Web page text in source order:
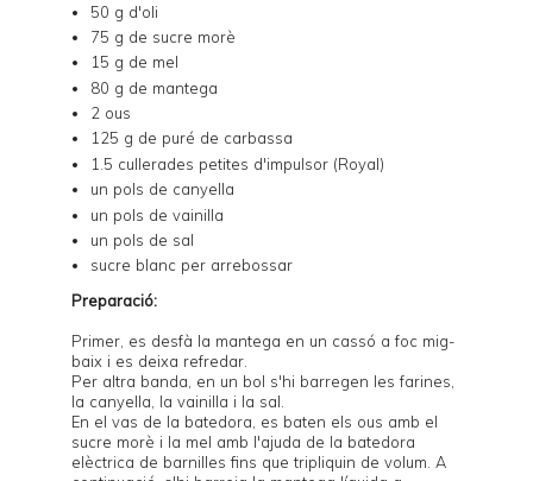
50 g d'oli
75 g de sucre morè
15 g de mel
80 g de mantega
2 ous
125 g de puré de carbassa
1.5 cullerades petites d'impulsor (Royal)
un pols de canyella
un pols de vainilla
un pols de sal
sucre blanc per arrebossar
Preparació:
Primer, es desfà la mantega en un cassó a foc mig-
baix i es deixa refredar.
Per altra banda, en un bol s'hi barregen les farines,
la canyella, la vainilla i la sal.
En el vas de la batedora, es baten els ous amb el
sucre morè i la mel amb l'ajuda de la batedora
elèctrica de barnilles fins que tripliquin de volum. A